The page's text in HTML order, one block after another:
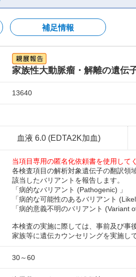
補足情報
家族性大動脈瘤・解離の遺伝
13640
血液 6.0 (EDTA2K加血)
当項目専用の匿名化依頼書を使用して
各検査項目の解析対象遺伝子の翻訳領
該当したバリアントを報告します。
「病的なバリアント (Pathogenic) 」
「病的な可能性のあるバリアント
「病的意義不明のバリアント (Variant
本検査の実施に際しては、事前及び事
家族等に遺伝カウンセリングを実施し
30～60